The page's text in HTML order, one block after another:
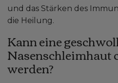
und das Stärken des
die Heilung.
Kann eine
Nasenschleimhaut
werden?